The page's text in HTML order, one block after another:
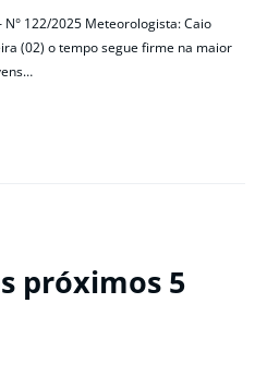
122/2025 Meteorologista: Caio
(02) o tempo segue firme na maior
próximos 5